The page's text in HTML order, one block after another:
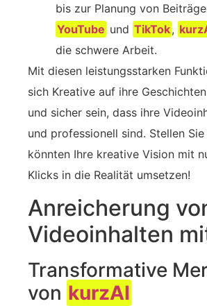
bis zur Planung von
YouTube und TikTok,
die schwere Arbeit.
Mit diesen leistungsstarken
sich Kreative auf ihre
und sicher sein, dass ihre
und professionell sind. Stellen
könnten Ihre kreative Vision mit
Klicks in die Realität umsetzen!
Anreicherung
Videoinhalten
Transformative
von kurzAI